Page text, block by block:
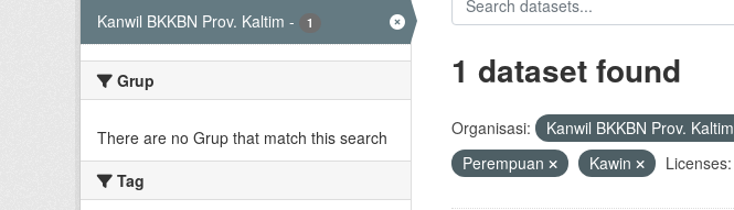
Kanwil BKKBN Prov. Kaltim - 1
Grup
There are no Grup that match this search
Tag
1 dataset found
Organisasi: Kanwil BKKBN Prov. Kaltim
Perempuan
Kawin Licenses: